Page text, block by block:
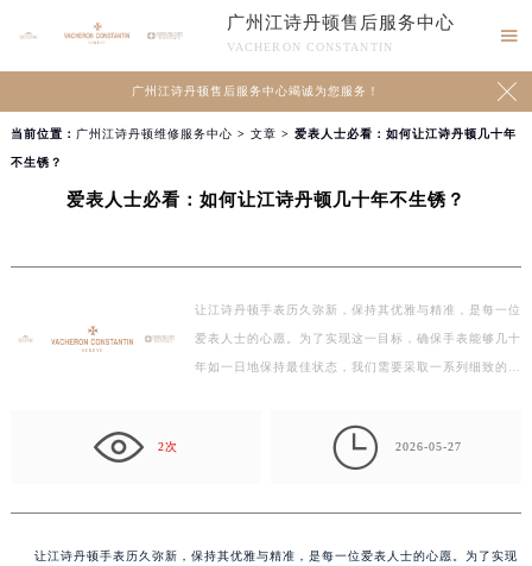
广州江诗丹顿售后服务中心
VACHERON CONSTANTIN

广州江诗丹顿售后服务中心竭诚为您服务！ 
当前位置： 广州江诗丹顿维修服务中心 > 文章 > 爱表人士必看：如何让江诗丹顿几十年
不生锈？
爱表人士必看：如何让江诗丹顿几十年不生锈？
让江诗丹顿手表历久弥新，保持其优雅与精准，是每一位
爱表人士的心愿。为了实现这一目标，确保手表能够几十
年如一日地保持最佳状态，我们需要采取一系列细致的
2次  2026-05-27
让江诗丹顿手表历久弥新，保持其优雅与精准，是每一位爱表人士的心愿。为了实现